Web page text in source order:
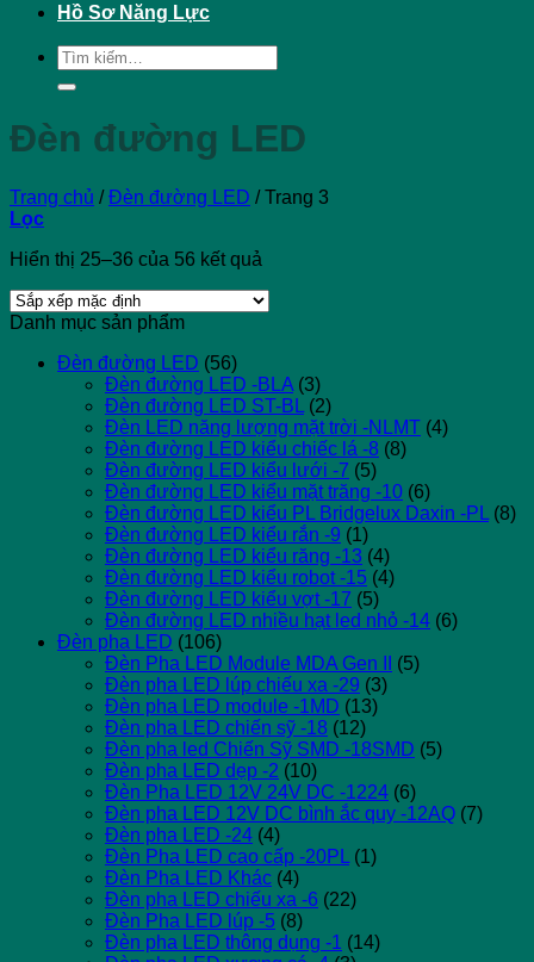
Hồ Sơ Năng Lực
Tìm
kiếm:
Đèn đường LED
Trang chủ / Đèn đường LED /Trang 3
Lọc
Hiển thị 25–36 của 56 kết quả
Danh mục sản phẩm
Đèn đường LED (56)
Đèn đường LED -BLA (3)
Đèn đường LED ST-BL (2)
Đèn LED năng lượng mặt trời -NLMT (4)
Đèn đường LED kiểu chiếc lá -8 (8)
Đèn đường LED kiểu lưới -7 (5)
Đèn đường LED kiểu mặt trăng -10 (6)
Đèn đường LED kiểu PL Bridgelux Daxin -PL (8)
Đèn đường LED kiểu rắn -9 (1)
Đèn đường LED kiểu răng -13 (4)
Đèn đường LED kiểu robot -15 (4)
Đèn đường LED kiểu vợt -17 (5)
Đèn đường LED nhiều hạt led nhỏ -14 (6)
Đèn pha LED (106)
Đèn Pha LED Module MDA Gen II
(5)
Đèn pha LED lúp chiếu xa -29 (3)
Đèn pha LED module -1MD (13)
Đèn pha LED chiến sỹ -18 (12)
Đèn pha led Chiến Sỹ SMD -18SMD (5)
Đèn pha LED dẹp -2 (10)
Đèn Pha LED 12V 24V DC -1224 (6)
Đèn pha LED 12V DC bình ắc quy -12AQ (7)
Đèn pha LED -24 (4)
Đèn Pha LED cao cấp -20PL (1)
Đèn Pha LED Khác (4)
Đèn pha LED chiếu xa -6 (22)
Đèn Pha LED lúp -5 (8)
Đèn pha LED thông dụng -1 (14)